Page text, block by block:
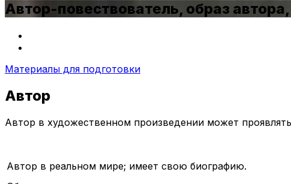
Автор-повествователь, образ
Материалы для подготовки
Автор
Автор в художественном произведении может
Автор в реальном мире; имеет свою биографию.